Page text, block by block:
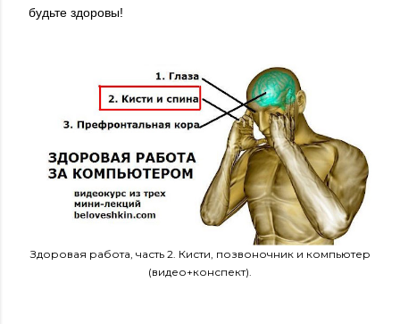
будьте здоровы!
Здоровая работа, часть 2. Кисти, позвоночник и компьютер
(видео+конспект).